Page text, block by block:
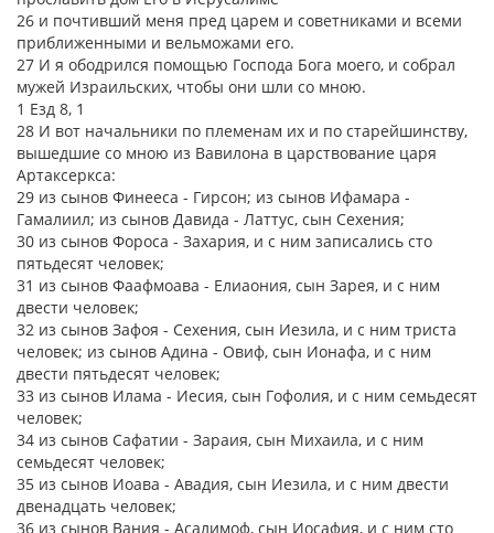
26 и почтивший меня пред царем и советниками и всеми
приближенными и вельможами его.
27 И я ободрился помощью Господа Бога моего, и собрал
мужей Израильских, чтобы они шли со мною.
1 Езд 8, 1
28 И вот начальники по племенам их и по старейшинству,
вышедшие со мною из Вавилона в царствование царя
Артаксеркса:
29 из сынов Финееса - Гирсон; из сынов Ифамара -
Гамалиил; из сынов Давида - Латтус, сын Сехения;
30 из сынов Фороса - Захария, и с ним записались сто
пятьдесят человек;
31 из сынов Фаафмоава - Елиаония, сын Зарея, и с ним
двести человек;
32 из сынов Зафоя - Сехения, сын Иезила, и с ним триста
человек; из сынов Адина - Овиф, сын Ионафа, и с ним
двести пятьдесят человек;
33 из сынов Илама - Иесия, сын Гофолия, и с ним семьдесят
человек;
34 из сынов Сафатии - Зараия, сын Михаила, и с ним
семьдесят человек;
35 из сынов Иоава - Авадия, сын Иезила, и с ним двести
двенадцать человек;
36 из сынов Вания - Асалимоф, сын Иосафия, и с ним сто